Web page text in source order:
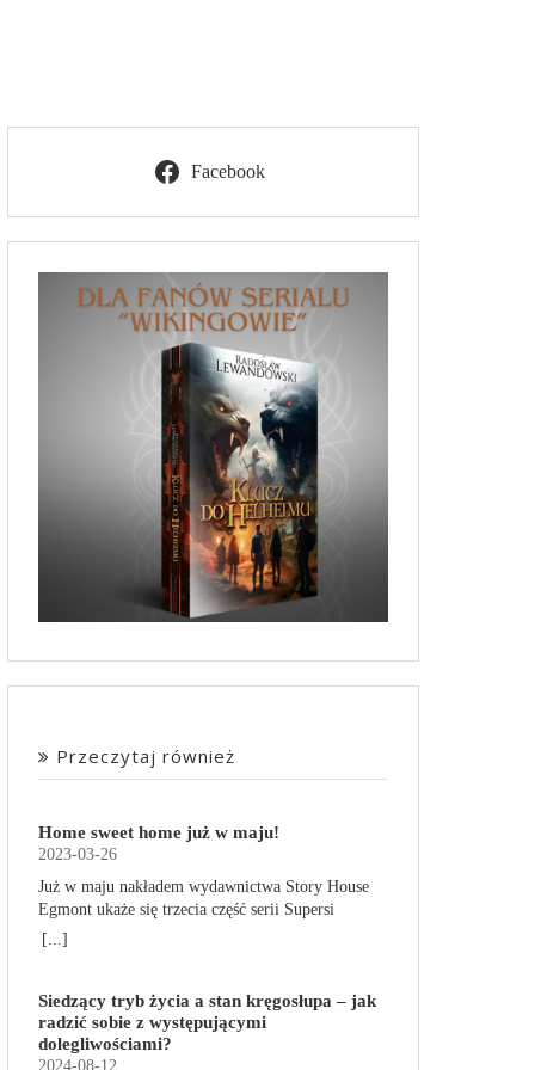
Facebook
Przeczytaj również
Home sweet home już w maju!
2023-03-26
Już w maju nakładem wydawnictwa Story House
Egmont ukaże się trzecia część serii Supersi
scenarzysty Frederic Maupome. Ten tom nosi tytuł
obdarzone supermocami i wspomagane przez
robota o imieniu Al. Są rozdarte między chęcią
prowadzenia normalnego życia wśród ludzi a
[...]
Siedzący tryb życia a stan kręgosłupa – jak
radzić sobie z występującymi
dolegliwościami?
2024-08-12